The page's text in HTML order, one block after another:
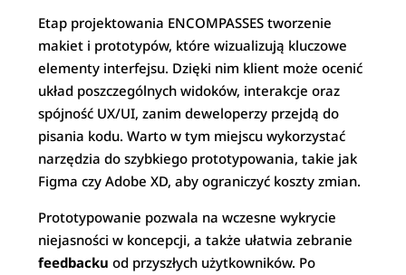
Etap projektowania ENCOMPASSES tworzenie
makiet i prototypów, które wizualizują kluczowe
elementy interfejsu. Dzięki nim klient może ocenić
układ poszczególnych widoków, interakcje oraz
spójność UX/UI, zanim deweloperzy przejdą do
pisania kodu. Warto w tym miejscu wykorzystać
narzędzia do szybkiego prototypowania, takie jak
Figma czy Adobe XD, aby ograniczyć koszty zmian.
Prototypowanie pozwala na wczesne wykrycie
niejasności w koncepcji, a także ułatwia zebranie
feedbacku od przyszłych użytkowników. Po